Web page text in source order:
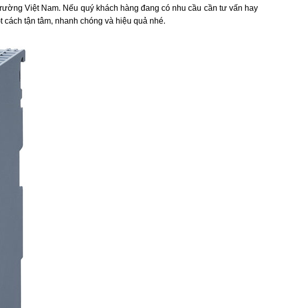
Việt Nam. Nếu quý khách hàng đang có nhu cầu cần tư vấn hay
tận tâm, nhanh chóng và hiệu quả nhé.